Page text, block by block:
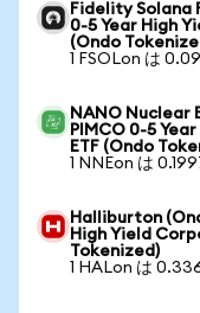
Fidelity Solana
0-5 Year High
(Ondo
1 FSOLon は
NANO Nuclear
PIMCO 0-5
ETF (Ondo
1 NNEon は
Halliburton
High Yield
Tokenized)
1 HALon は